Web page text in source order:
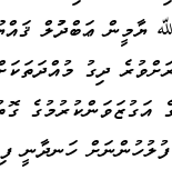
ޔާމީން ޢަބްދުުލް
25 އަހަރަށްވުރެ ދިގު
އަގުޒަވަންކުރުމުގެ
ހަނދާނީ